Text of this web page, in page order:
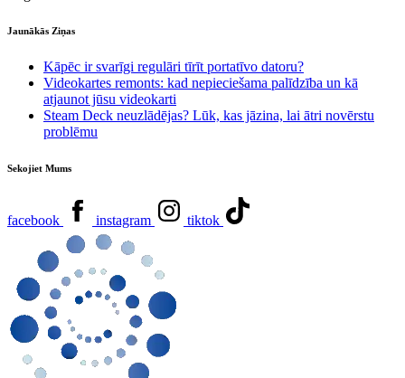
Jaunākās Ziņas
Kāpēc ir svarīgi regulāri tīrīt portatīvo datoru?
Videokartes remonts: kad nepieciešama palīdzība un kā
atjaunot jūsu videokarti
Steam Deck neuzlādējas? Lūk, kas jāzina, lai ātri novērstu
problēmu
Sekojiet Mums
facebook instagram tiktok